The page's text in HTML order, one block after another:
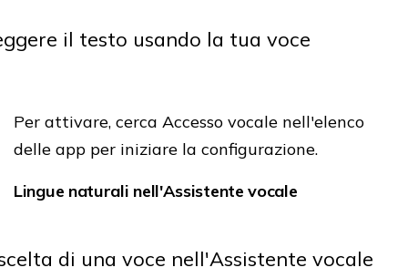
Per attivare, cerca Accesso vocale nell'elenco
delle app per iniziare la configurazione.
Lingue naturali nell'Assistente vocale